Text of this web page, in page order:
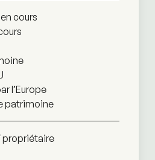
cours
l’Europe
patrimoine
propriétaire